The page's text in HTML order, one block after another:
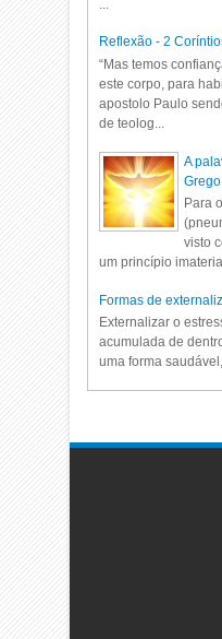
Reflexão - 2
“Mas temos
este corpo, para
apostolo Paulo
de teolog...
A
Para
visto
um princípio
Formas de
Externalizar o
acumulada de
uma forma